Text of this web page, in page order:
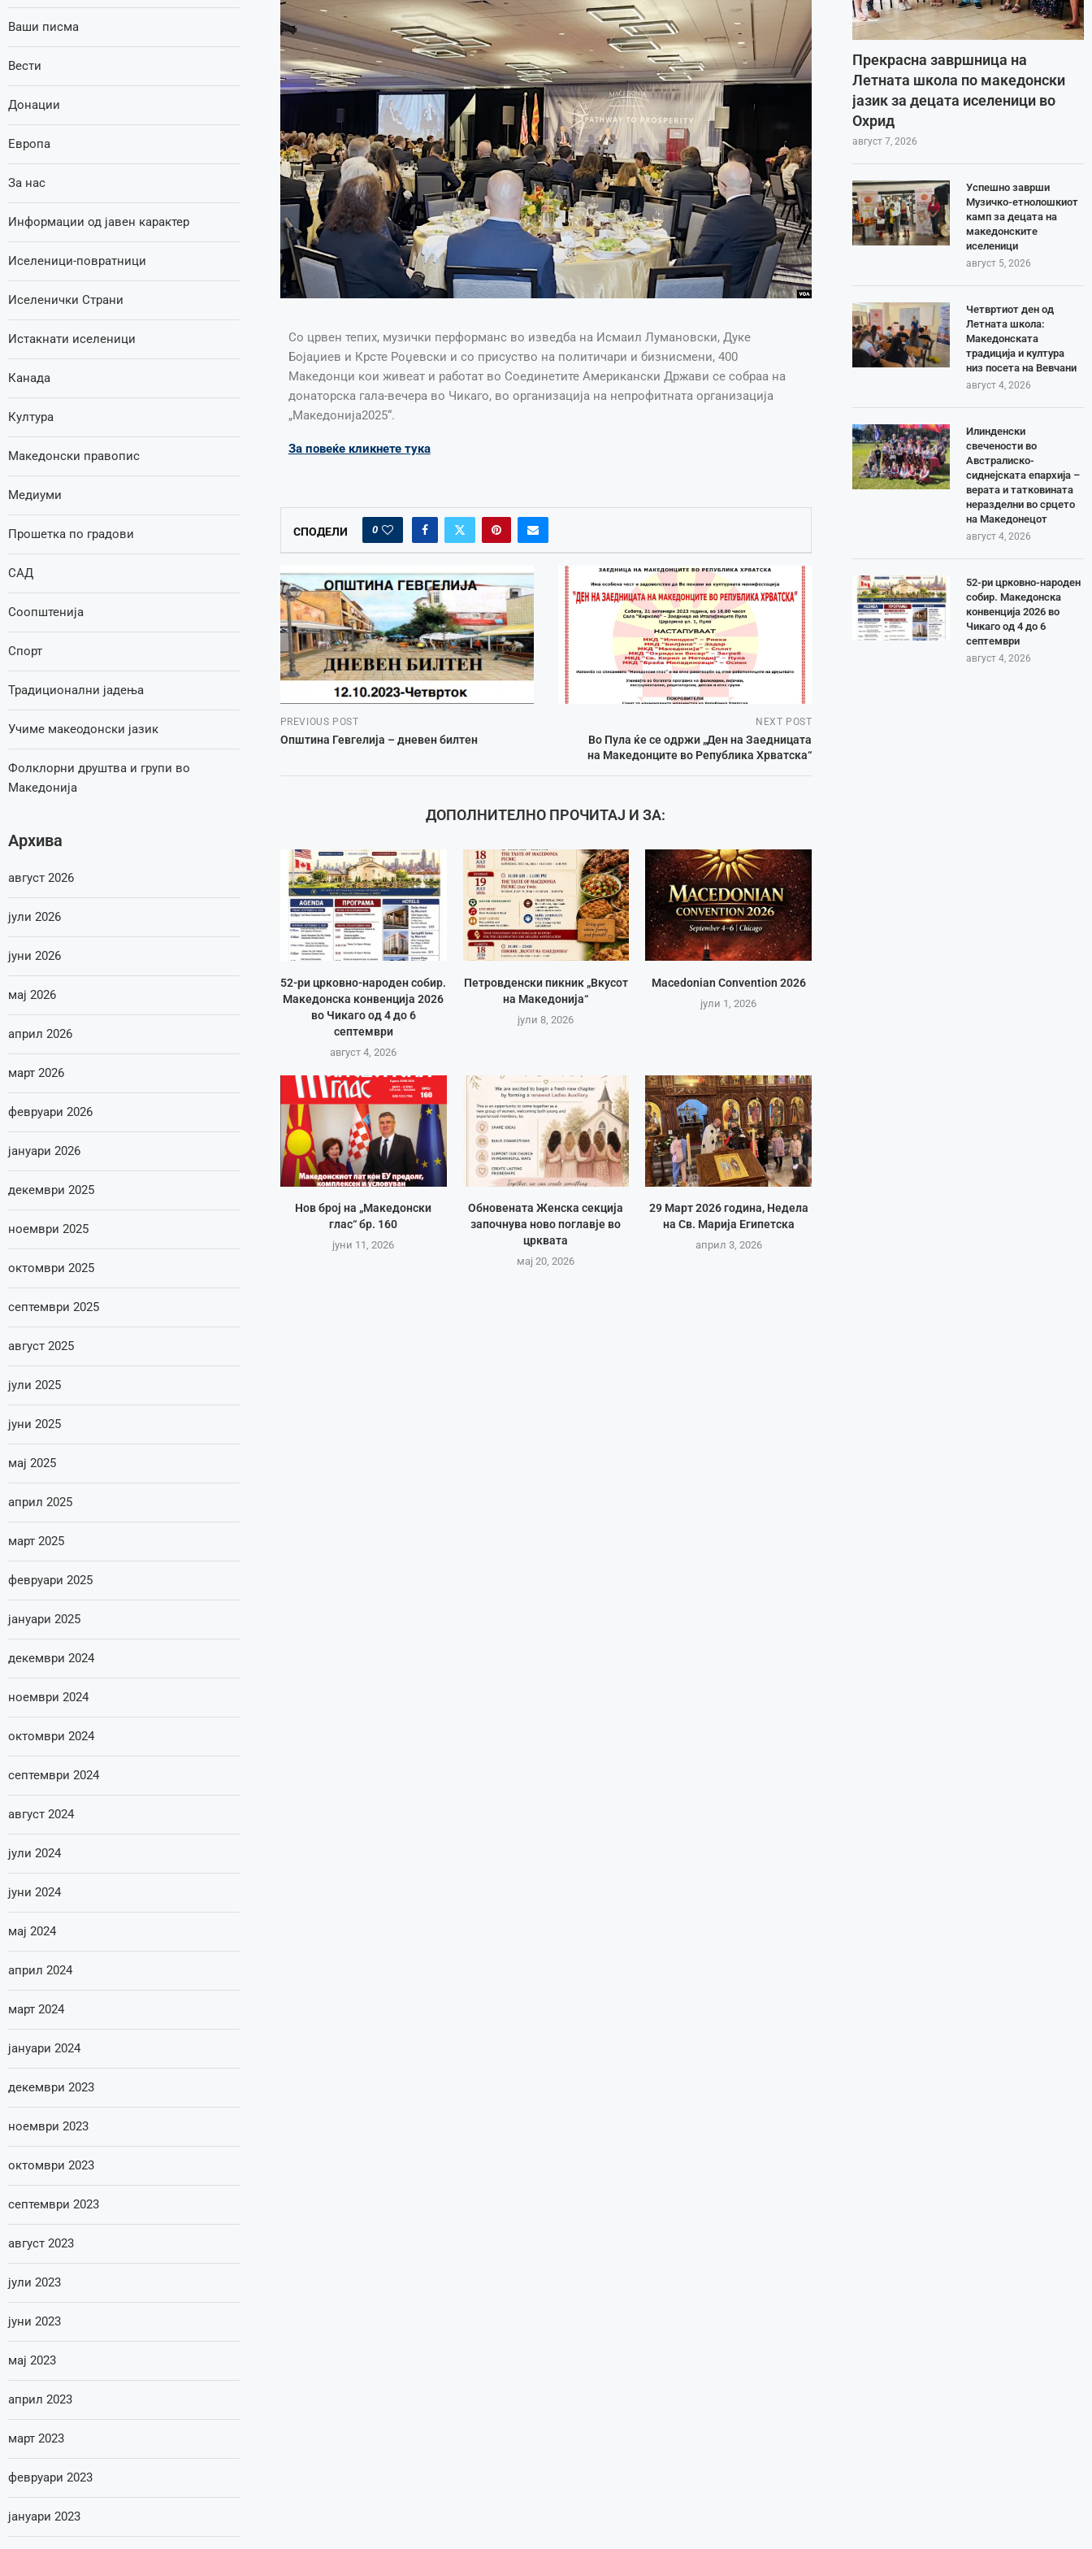
Со црвен тепих, музички перформанс во изведба на Исмаил Лумановски, Дуке
Бојаџиев и Крсте Роџевски и со присуство на политичари и бизнисмени, 400
Македонци кои живеат и работат во Соединетите Американски Држави се собраа на
донаторска гала-вечера во Чикаго, во организација на непрофитната организација
„Македонија2025“.
За повеќе кликнете тука
СПОДЕЛИ 0
PREVIOUS POST
Општина Гевгелија – дневен билтен
NEXT POST
Во Пула ќе се одржи „Ден на Заедницата
на Македонците во Република Хрватска“
ДОПОЛНИТЕЛНО ПРОЧИТАЈ И ЗА:
52-ри црковно-народен собир.
Македонска конвенција 2026
во Чикаго од 4 до 6
септември
август 4, 2026
Петровденски пикник „Вкусот
на Македонија“
јули 8, 2026
Macedonian Convention 2026
јули 1, 2026
Нов број на „Македонски
глас“ бр. 160
јуни 11, 2026
Обновената Женска секција
започнува ново поглавје во
црквата
мај 20, 2026
29 Март 2026 година, Недела
на Св. Марија Египетска
април 3, 2026
Прекрасна завршница на
Летната школа по македонски
јазик за децата иселеници во
Охрид
август 7, 2026
Успешно заврши
Музичко-етнолошкиот
камп за децата на
македонските
иселеници
август 5, 2026
Четвртиот ден од
Летната школа:
Македонската
традиција и култура
низ посета на Вевчани
август 4, 2026
Илинденски
свечености во
Австралиско-
сиднејската епархија –
верата и татковината
неразделни во срцето
на Македонецот
август 4, 2026
52-ри црковно-народен
собир. Македонска
конвенција 2026 во
Чикаго од 4 до 6
септември
август 4, 2026
Ваши писма
Вести
Донации
Европа
За нас
Информации од јавен карактер
Иселеници-повратници
Иселенички Страни
Истакнати иселеници
Канада
Култура
Македонски правопис
Медиуми
Прошетка по градови
САД
Соопштенија
Спорт
Традиционални јадења
Учиме макеодонски јазик
Фолклорни друштва и групи во
Македонија
Архива
август 2026
јули 2026
јуни 2026
мај 2026
април 2026
март 2026
февруари 2026
јануари 2026
декември 2025
ноември 2025
октомври 2025
септември 2025
август 2025
јули 2025
јуни 2025
мај 2025
април 2025
март 2025
февруари 2025
јануари 2025
декември 2024
ноември 2024
октомври 2024
септември 2024
август 2024
јули 2024
јуни 2024
мај 2024
април 2024
март 2024
јануари 2024
декември 2023
ноември 2023
октомври 2023
септември 2023
август 2023
јули 2023
јуни 2023
мај 2023
април 2023
март 2023
февруари 2023
јануари 2023